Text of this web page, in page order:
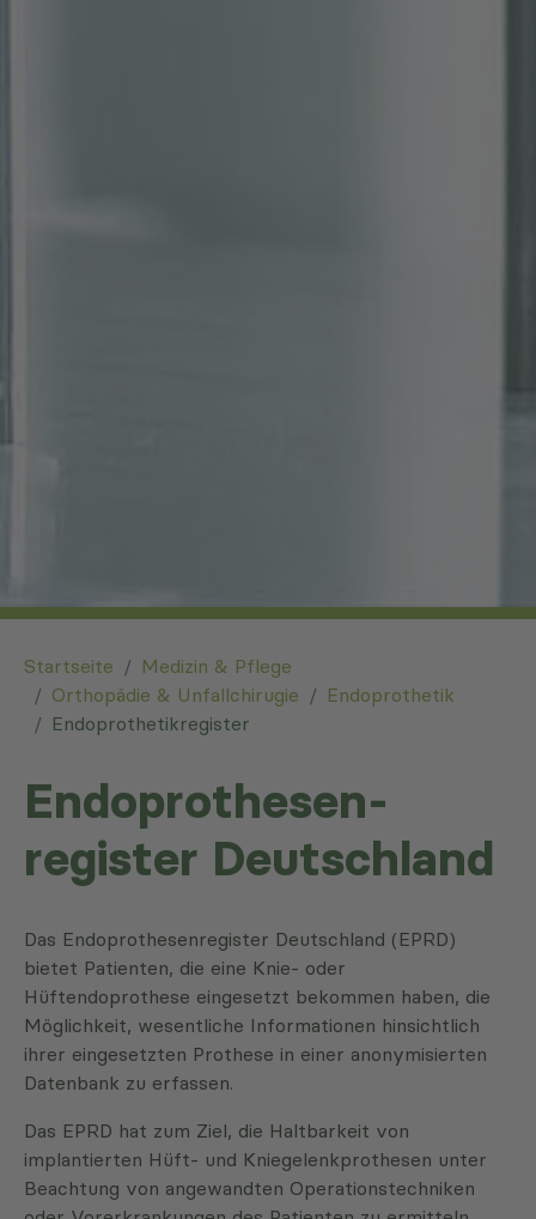
Startseite
Medizin & Pflege
Orthopädie & Unfallchirugie
Endoprothetik
Endoprothetikregister
Endoprothesen­
register Deutschland
Das Endoprothesenregister Deutschland (EPRD)
bietet Patienten, die eine Knie- oder
Hüftendoprothese eingesetzt bekommen haben, die
Möglichkeit, wesentliche Informationen hinsichtlich
ihrer eingesetzten Prothese in einer anonymisierten
Datenbank zu erfassen.
Das EPRD hat zum Ziel, die Haltbarkeit von
implantierten Hüft- und Kniegelenkprothesen unter
Beachtung von angewandten Operationstechniken